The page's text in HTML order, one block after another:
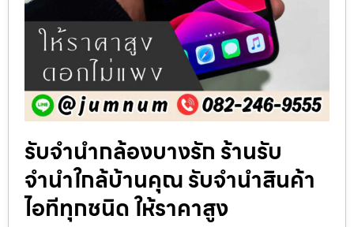
รับจำนำกล้องบางรัก ร้านรับ
จำนำใกล้บ้านคุณ รับจำนำสินค้า
ไอทีทุกชนิด ให้ราคาสูง